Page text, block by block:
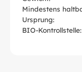
Mindestens
Ursprung:
BIO-Kontrollstelle: